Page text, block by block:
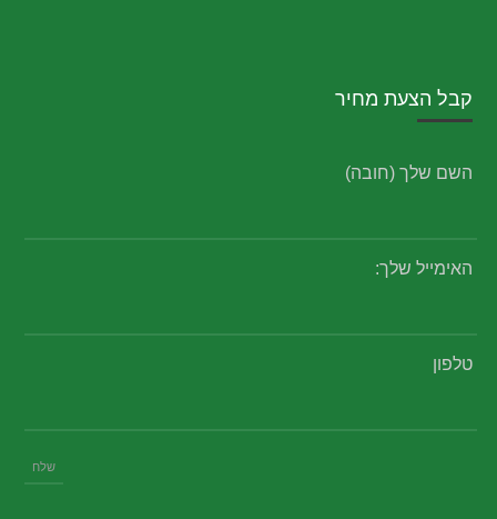
קבל הצעת מחיר
השם שלך (חובה)
האימייל שלך:
טלפון